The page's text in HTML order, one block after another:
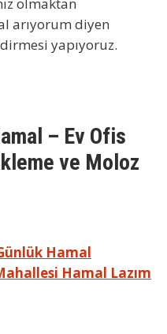
arıyorum diyen
yapıyoruz.
– Ev Ofis
ve Moloz
Hamal
Hamal Lazım